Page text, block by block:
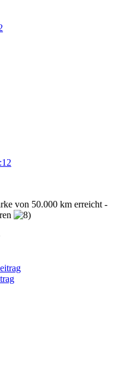
von 50.000 km erreicht -